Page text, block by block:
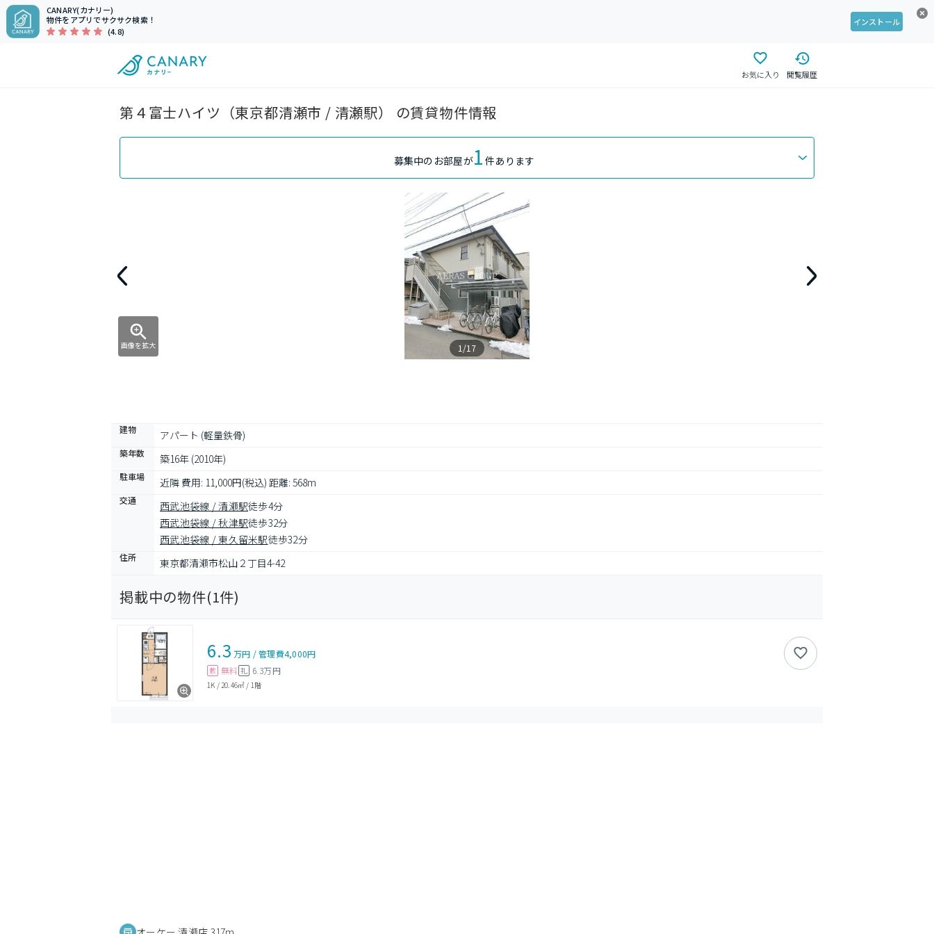
CANARY(カナリー)
物件をアプリでサクサク検索！
(4.8)
インストール
お気に入り 閲覧履歴
第４富士ハイツ（東京都清瀬市 / 清瀬駅） の賃貸物件情報
募集中のお部屋が1 件あります
画像を拡大 1/17
建物 アパート (軽量鉄骨)
築年数 築16年 (2010年)
駐車場 近隣 費用: 11,000円(税込) 距離: 568m
交通 西武池袋線 / 清瀬駅徒歩4分
西武池袋線 / 秋津駅徒歩32分
西武池袋線 / 東久留米駅徒歩32分
住所 東京都清瀬市松山２丁目4-42
掲載中の物件(1件)
6.3 万円 /管理費4,000円
敷 無料 礼 6.3万円
1K / 20.46㎡ / 1階